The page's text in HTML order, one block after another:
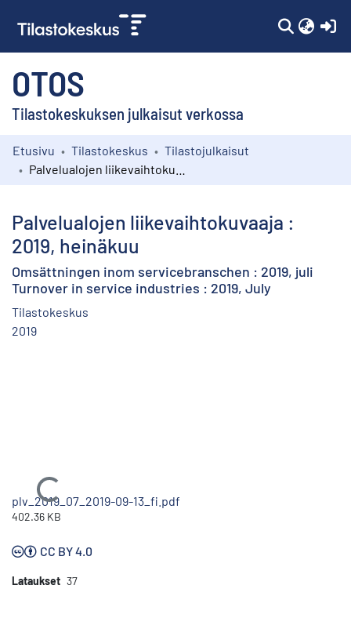
OTOS
Tilastokeskuksen julkaisut verkossa
Kokoelmat
Etusivu Tilastokeskus
Tilastojulkaisut
Palvelualojen liikevaihtokuvaaja :
2019, heinäkuu
Omsättningen inom servicebranschen : 2019, juli
Turnover in service industries : 2019, July
Tilastokeskus
2019
Ladataan...
plv_2019_07_2019-09-13_fi.pdf
402.36 KB
CC BY 4.0
Lataukset 37